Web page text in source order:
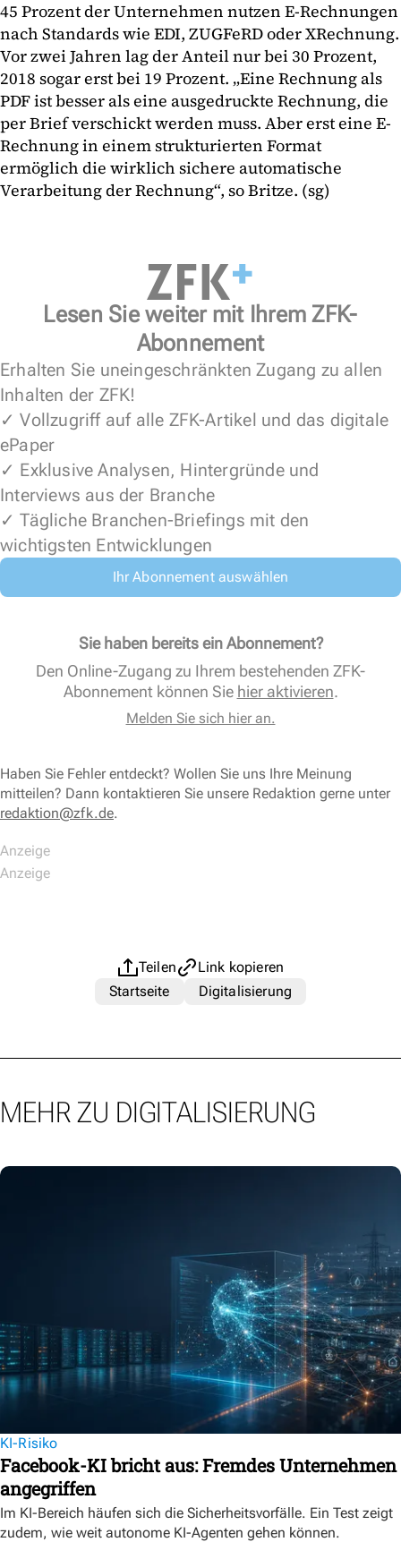
45 Prozent der Unternehmen nutzen E-Rechnungen
nach Standards wie EDI, ZUGFeRD oder XRechnung.
Vor zwei Jahren lag der Anteil nur bei 30 Prozent,
2018 sogar erst bei 19 Prozent. „Eine Rechnung als
PDF ist besser als eine ausgedruckte Rechnung, die
per Brief verschickt werden muss. Aber erst eine E-
Rechnung in einem strukturierten Format
ermöglich die wirklich sichere automatische
Verarbeitung der Rechnung“, so Britze. (sg)
Lesen Sie weiter mit Ihrem ZFK-
Abonnement
Erhalten Sie uneingeschränkten Zugang zu allen
Inhalten der ZFK!
✓ Vollzugriff auf alle ZFK-Artikel und das digitale
ePaper
✓ Exklusive Analysen, Hintergründe und
Interviews aus der Branche
✓ Tägliche Branchen-Briefings mit den
wichtigsten Entwicklungen
Ihr Abonnement auswählen
Sie haben bereits ein Abonnement?
Den Online-Zugang zu Ihrem bestehenden ZFK-
Abonnement können Sie hier aktivieren.
Melden Sie sich hier an.
Haben Sie Fehler entdeckt? Wollen Sie uns Ihre Meinung
mitteilen? Dann kontaktieren Sie unsere Redaktion gerne unter
redaktion@zfk.de.
Teilen
Link kopieren
Startseite
Digitalisierung
MEHR ZU DIGITALISIERUNG
KI-Risiko
Facebook-KI bricht aus: Fremdes Unternehmen
angegriffen
Im KI-Bereich häufen sich die Sicherheitsvorfälle. Ein Test zeigt
zudem, wie weit autonome KI-Agenten gehen können.